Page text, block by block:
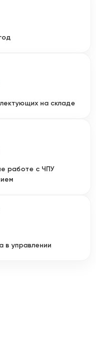
на складе
работе с ЧПУ
в управлении